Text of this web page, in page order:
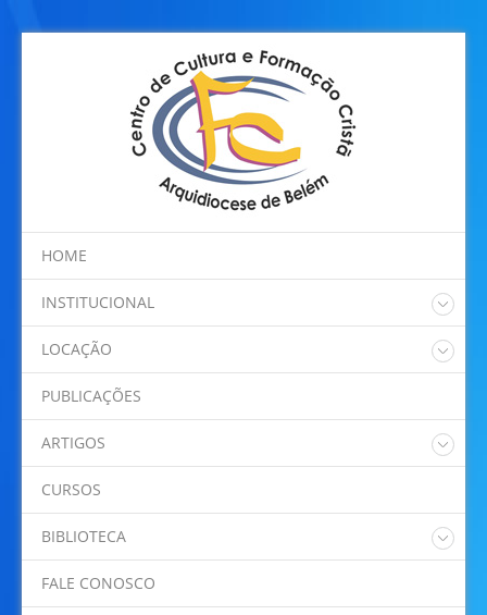
HOME
INSTITUCIONAL
Quem somos
Regimento Interno
Programação
LOCAÇÃO
Nossos Espaços
Localização
PUBLICAÇÕES
ARTIGOS
Papa Francisco
CURSOS
BIBLIOTECA
FALE CONOSCO